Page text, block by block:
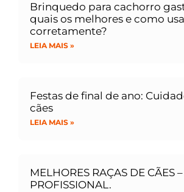
Brinquedo para cachorro
quais os melhores e como
corretamente?
LEIA MAIS »
Festas de final de ano:
cães
LEIA MAIS »
MELHORES RAÇAS DE CÃES
PROFISSIONAL.